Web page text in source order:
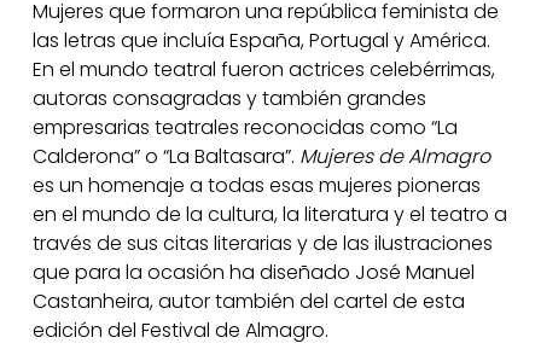
Mujeres que formaron una república feminista de
las letras que incluía España, Portugal y América.
En el mundo teatral fueron actrices celebérrimas,
autoras consagradas y también grandes
empresarias teatrales reconocidas como “La
Calderona” o “La Baltasara”. Mujeres de Almagro
es un homenaje a todas esas mujeres pioneras
en el mundo de la cultura, la literatura y el teatro a
través de sus citas literarias y de las ilustraciones
que para la ocasión ha diseñado José Manuel
Castanheira, autor también del cartel de esta
edición del Festival de Almagro.